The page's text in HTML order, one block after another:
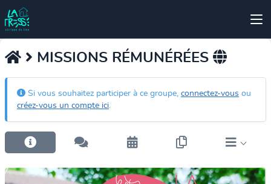
MISSIONS RÉMUNÉRÉES
Si vous souhaitez participer à ce groupe, connectez-vous ou
créez-vous un compte ici.